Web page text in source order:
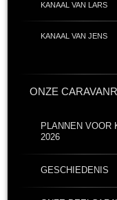
KANAAL VAN LARS
KANAAL VAN JENS
ONZE
PLANNEN VOOR
2026
GESCHIEDENIS